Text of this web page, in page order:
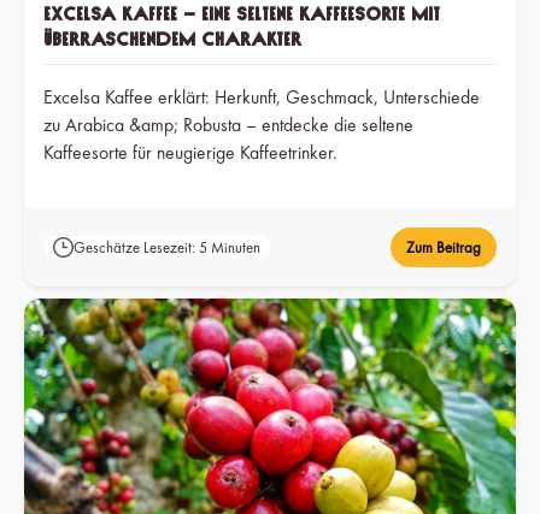
Excelsa Kaffee – eine seltene Kaffeesorte mit
überraschendem Charakter
Excelsa Kaffee erklärt: Herkunft, Geschmack, Unterschiede
zu Arabica &amp; Robusta – entdecke die seltene
Kaffeesorte für neugierige Kaffeetrinker.
Geschätze Lesezeit: 5 Minuten Zum Beitrag